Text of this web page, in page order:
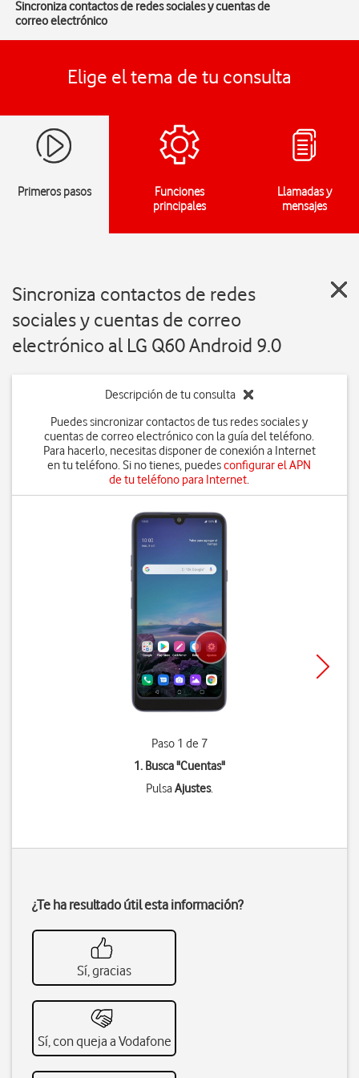
Sincroniza contactos de redes sociales y cuentas de
correo electrónico
Elige el tema de tu consulta
Primeros pasos
Funciones
principales
Llamadas y
mensajes
Sincroniza contactos de redes
sociales y cuentas de correo
electrónico al LG Q60 Android 9.0
Descripción de tu consulta
Puedes sincronizar contactos de tus redes sociales y
cuentas de correo electrónico con la guía del teléfono.
Para hacerlo, necesitas disponer de conexión a Internet
en tu teléfono. Si no tienes, puedesconfigurar el APN
de tu teléfono para Internet.
Paso 1 de 7
1. Busca "Cuentas"
PulsaAjustes.
¿Te ha resultado útil esta información?
Sí, gracias
Sí, con queja a Vodafone